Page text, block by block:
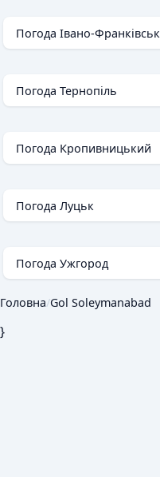
Погода Івано-Франківськ
Погода Тернопіль
Погода Кропивницький
Погода Луцьк
Погода Ужгород
Головна/Gol Soleymanabad
}